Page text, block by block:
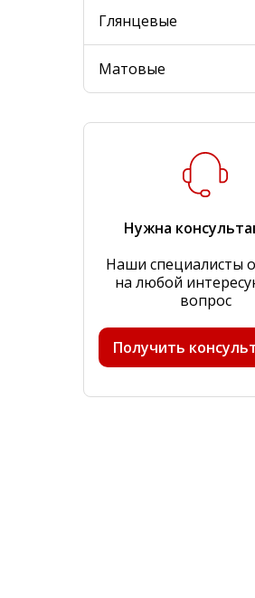
Глянцевые
Матовые
Нужна
Наши специалисты
на любой
вопрос
Получить